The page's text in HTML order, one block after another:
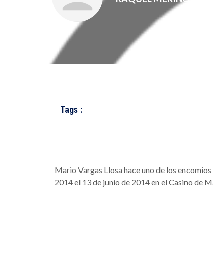
Tags :
Mario Vargas Llosa hace uno de los
2014 el 13 de junio de 2014 en el Casino de